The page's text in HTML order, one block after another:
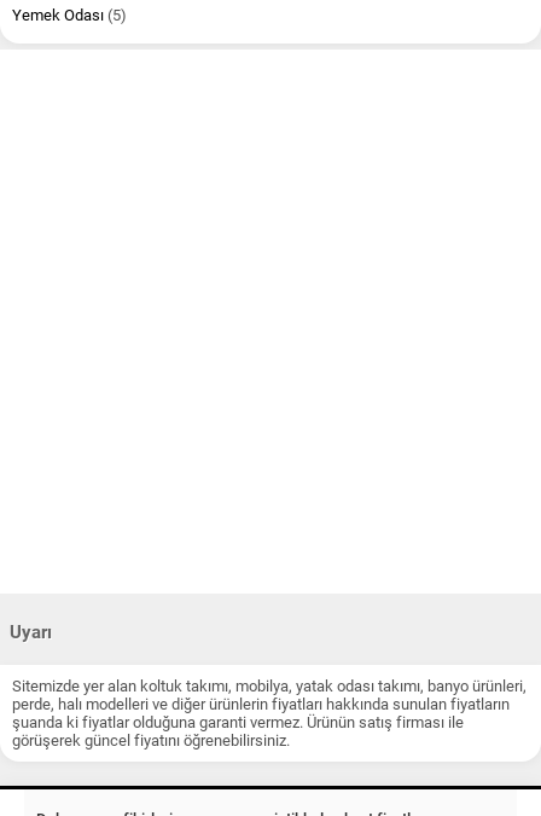
Yemek Odası (5)
Uyarı
Sitemizde yer alan koltuk takımı, mobilya, yatak odası takımı, banyo ürünleri,
perde, halı modelleri ve diğer ürünlerin fiyatları hakkında sunulan fiyatların
şuanda ki fiyatlar olduğuna garanti vermez. Ürünün satış firması ile
görüşerek güncel fiyatını öğrenebilirsiniz.